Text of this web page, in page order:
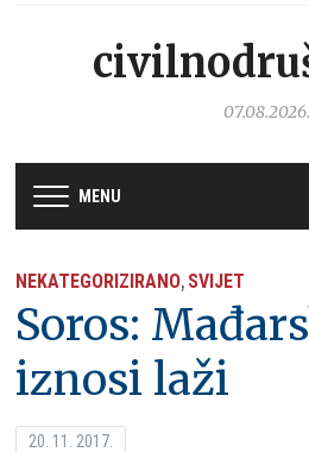
07.08.2026.
MENU
NEKATEGORIZIRANO, SVIJET
Soros:
iznosi laži
20. 11. 2017.